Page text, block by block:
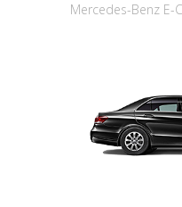
Mercedes-Benz E-